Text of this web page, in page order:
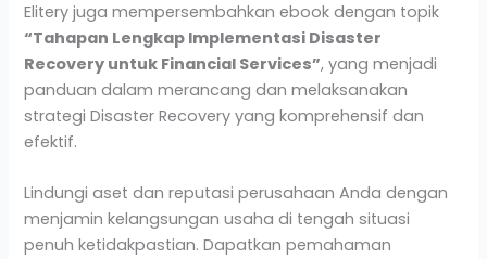
Elitery juga mempersembahkan ebook dengan topik
“Tahapan Lengkap Implementasi Disaster
Recovery untuk Financial Services”, yang menjadi
panduan dalam merancang dan melaksanakan
strategi Disaster Recovery yang komprehensif dan
efektif.
Lindungi aset dan reputasi perusahaan Anda dengan
menjamin kelangsungan usaha di tengah situasi
penuh ketidakpastian. Dapatkan pemahaman